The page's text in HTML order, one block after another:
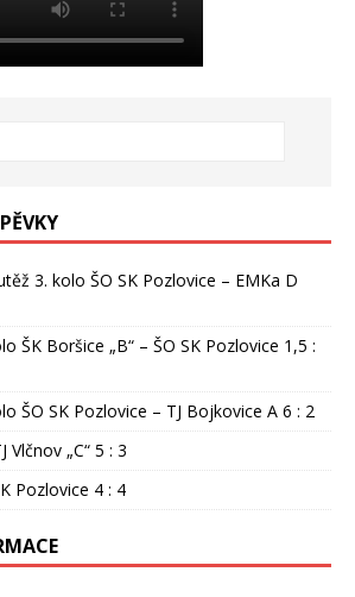
3. kolo ŠO SK Pozlovice – EMKa D
ŠK Boršice „B“ – ŠO SK Pozlovice 1,5 :
ŠO SK Pozlovice – TJ Bojkovice A 6 : 2
Vlčnov „C“ 5 : 3
Pozlovice 4 : 4